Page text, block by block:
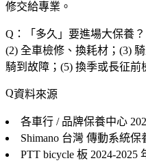
修交給專業。
Q：「 多久 」要進場大保養？
(2) 全車檢修、換耗材；(3)
騎到故障；(5) 換季或長征前
資料來源
各車行 / 品牌保養中心
Shimano 台灣 傳動系統保
PTT bicycle 板 2024-2025